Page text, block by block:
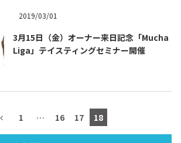
2019/03/01
3月15日（金）オーナー来日記念「Mucha
Liga」テイスティングセミナー開催
1 … 16 17 18